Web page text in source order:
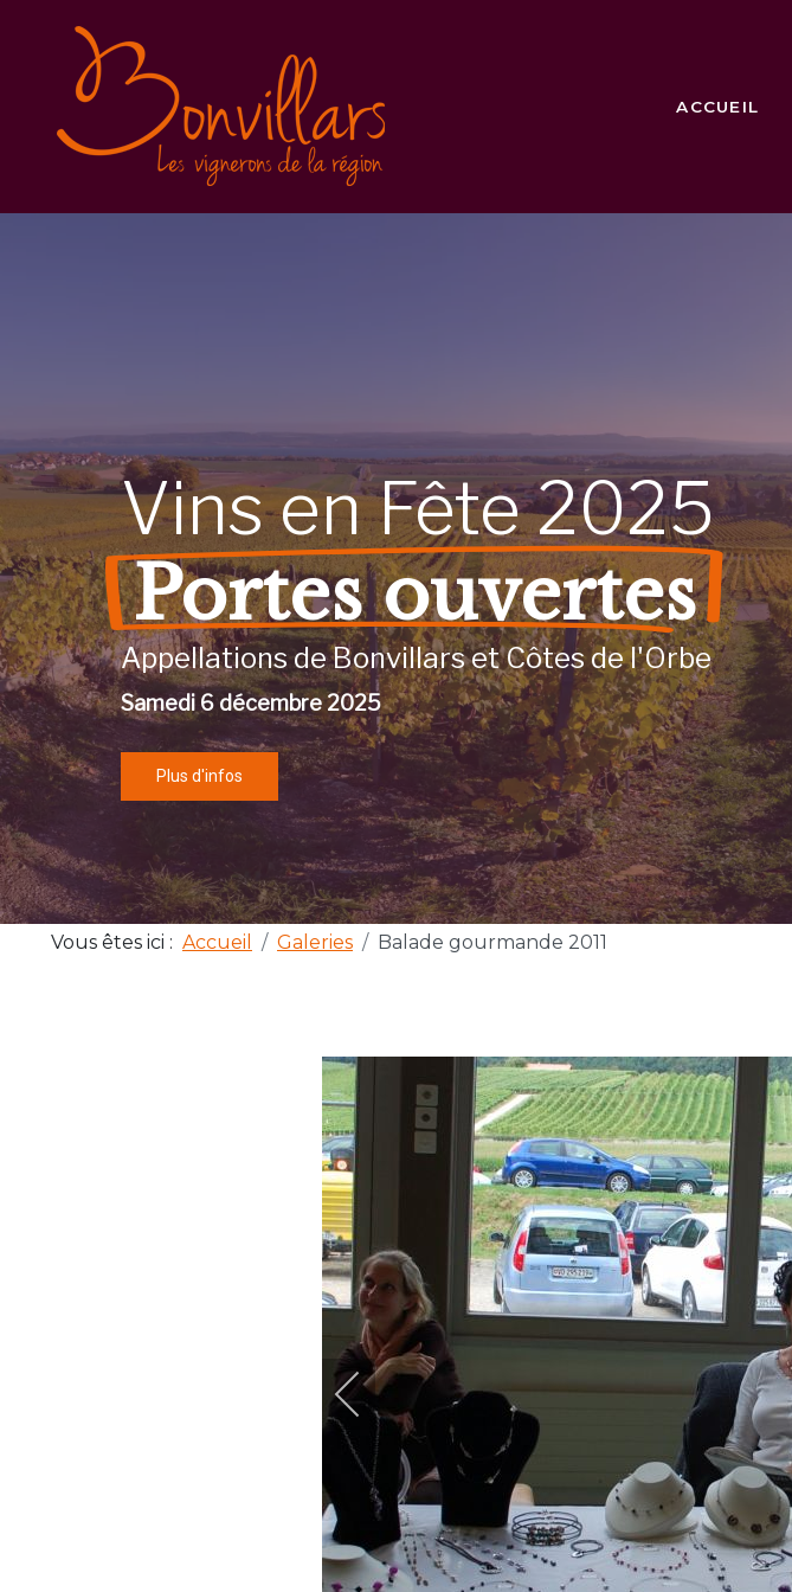
ACCUEIL
VinsenFête2025
Portes ouvertes
Appellations de Bonvillars et Côtes de l'Orbe
Samedi 6 décembre 2025
Plus d'infos
Vous êtes ici : Accueil Galeries Balade gourmande 2011
Vins en Fête 2025
Balade gourmande
Inscription
Conditions générales
Vins en Fête 2023